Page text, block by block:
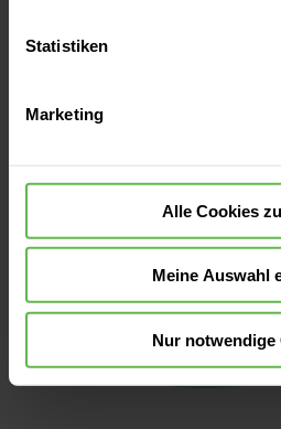
oder durch Auswahl von „Alle
widerrufen.
Statistiken
Marketing
Alle Cookies
Meine Auswahl
Nur notwendige